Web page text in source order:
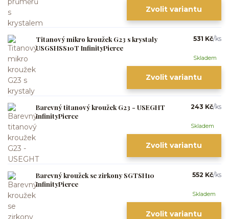
Zvolit variantu
Titanový mikro kroužek G23 s krystaly
USGSHSS10T InfinityPierce
531 Kč/ks
Skladem
Zvolit variantu
Barevný titanový kroužek G23 - USEGHT
InfinityPierce
243 Kč/ks
Skladem
Zvolit variantu
Barevný kroužek se zirkony SGTSH10
InfinityPierce
552 Kč/ks
Skladem
Zvolit variantu